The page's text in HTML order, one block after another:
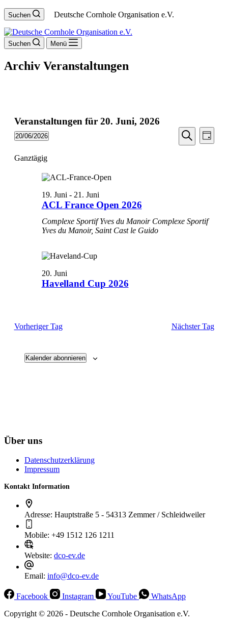
Suchen Deutsche Cornhole Organisation e.V.
Suchen Menü
Archiv Veranstaltungen
Veranstaltungen für 20. Juni, 2026
Suche
Suche
Tag
20/06/2026
wählen.
Ganztägig
ACL France Open 2026
19. Juni - 21. Juni
Complexe Sportif Yves du Manoir Complexe Sportif
Yves du Manoir, Saint Cast le Guido
Havelland Cup 2026
20. Juni
Vorheriger Tag Nächster Tag
Kalender abonnieren
Über uns
Datenschutzerklärung
Impressum
Kontakt Information
Adresse: Hauptstraße 5 - 54313 Zemmer / Schleidweiler
Mobile: +49 1512 126 1211
Website: dco-ev.de
Email: info@dco-ev.de
Facebook Instagram YouTube
WhatsApp
Copyright © 2026 - Deutsche Cornhole Organisation e.V.